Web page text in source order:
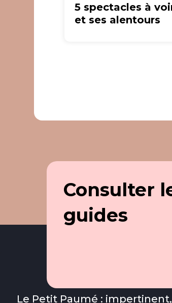
5 spectacles à
et ses alentours
Consulter
guides
Le Petit Paumé : impertinent,